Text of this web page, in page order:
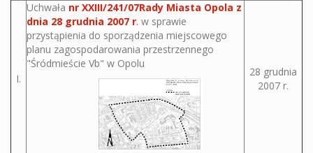
I.
Uchwała nr XXIII/241/07Rady Miasta Opola z
dnia 28 grudnia 2007 r. w sprawie
przystąpienia do sporządzenia miejscowego
planu zagospodarowania przestrzennego
"Śródmieście Vb" w Opolu
28 grudnia
2007 r.